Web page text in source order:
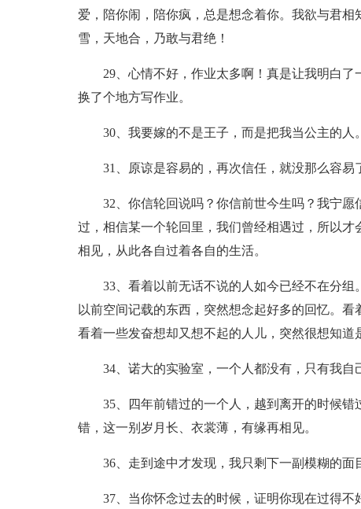
爱，陪你闹，陪你疯，总是想念着你。我欲与君
雪，天地合，乃敢与君绝！
29、心情不好，作业太多啊！真是让我明白
换了个地方写作业。
30、我要嫁的不是王子，而是把我当公主的人。
31、原谅是容易的，再次信任，就没那么容易
32、你信轮回说吗？你信前世今生吗？我宁
过，相信某一个轮回里，我们曾经相遇过，所以
相见，从此各自过着各自的生活。
33、看着以前无话不说的人如今已经不在分
以前空间记载的东西，突然想念起好多的回忆。
看着一些发奋想却又想不起的人儿，突然很想知道
34、诺大的实验室，一个人都没有，只有我
35、四年前错过的一个人，越到离开的时候
错，这一别岁月长、衣裳薄，有缘再相见。
36、走到途中才发现，我只剩下一副模糊的面
37、当你怀念过去的时候，证明你现在过得不